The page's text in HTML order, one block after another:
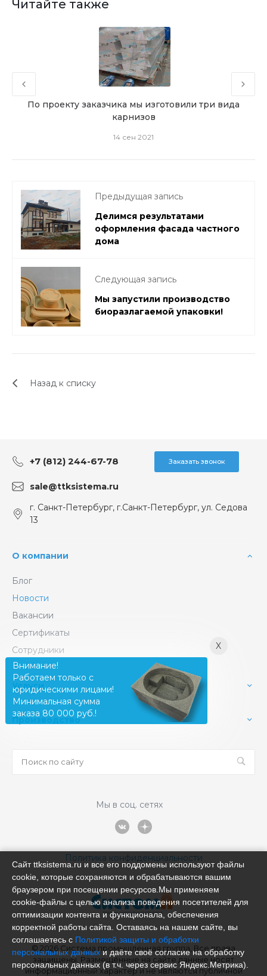
Читайте также
По проекту заказчика мы изготовили три вида
карнизов
14 сен 2021
Предыдущая запись
Делимся результатами
оформления фасада частного
дома
Следующая запись
Мы запустили производство
биоразлагаемой упаковки!
Назад к списку
+7 (812) 244-67-78 Заказать звонок
sale@ttksistema.ru
г. Санкт-Петербург, г.Санкт-Петербург, ул. Седова
13
О компании
Блог
Новости
Вакансии
Сертификаты
Сотрудники
Услуги
Производство
Мы в соц. сетях
Политика конфиденциальности
© 2026 Система промышленная группа, Все права
защищены. Размещённые на сайте данные носят
информационный характер и не являются публичной
X
Внимание!
Работаем только с
юридическими лицами!
Минимальная сумма
заказа 80 000 руб.!
Сайт ttksistema.ru и все его поддомены используют файлы
cookie, которые сохраняются и обрабатываются вашим
браузером при посещении ресурсов.Мы применяем
cookie‑файлы с целью анализа поведения посетителей для
оптимизации контента и функционала, обеспечения
корректной работы сайта. Оставаясь на нашем сайте, вы
соглашаетесь с Политикой защиты и обработки
персональных данныхи даёте своё согласие на обработку
персональных данных (в т.ч. через сервис Яндекс.Метрика).